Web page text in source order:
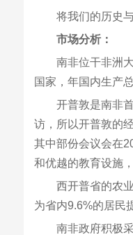
将我们的历史
市场分析：
南非位干非洲
国家，年国内生产
开普敦是南非
访，所以开普敦的
其中部份会议会在
和优越的教育设施
西开普省的农
为省内9.6%的居民
南非政府积极